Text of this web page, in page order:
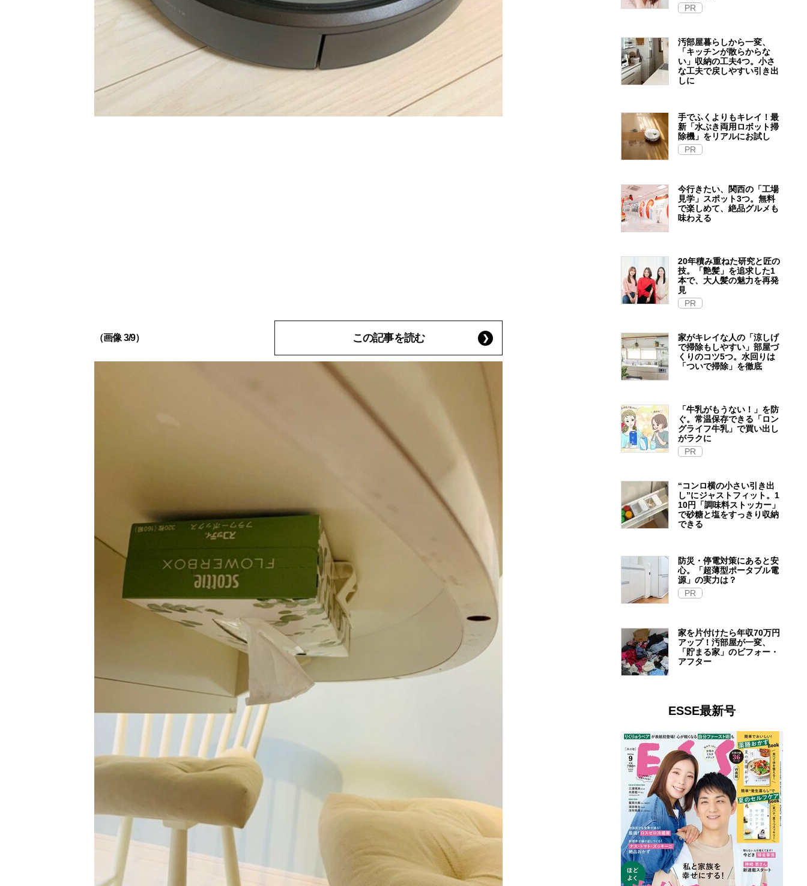
（画像 3/9） この記事を読む
PR
汚部屋暮らしから一変、
「キッチンが散らからな
い」収納の工夫4つ。小さ
な工夫で戻しやすい引き出
しに
手でふくよりもキレイ！最
新「水ぶき両用ロボット掃
除機」をリアルにお試し
PR
今行きたい、関西の「工場
見学」スポット3つ。無料
で楽しめて、絶品グルメも
味わえる
20年積み重ねた研究と匠の
技。「艶髪」を追求した1
本で、大人髪の魅力を再発
見
PR
家がキレイな人の「涼しげ
で掃除もしやすい」部屋づ
くりのコツ5つ。水回りは
「ついで掃除」を徹底
「牛乳がもうない！」を防
ぐ。常温保存できる「ロン
グライフ牛乳」で買い出し
がラクに
PR
“コンロ横の小さい引き出
し”にジャストフィット。1
10円「調味料ストッカー」
で砂糖と塩をすっきり収納
できる
防災・停電対策にあると安
心。「超薄型ポータブル電
源」の実力は？​
PR
家を片付けたら年収70万円
アップ！汚部屋が一変、
「貯まる家」のビフォー・
アフター
ESSE最新号